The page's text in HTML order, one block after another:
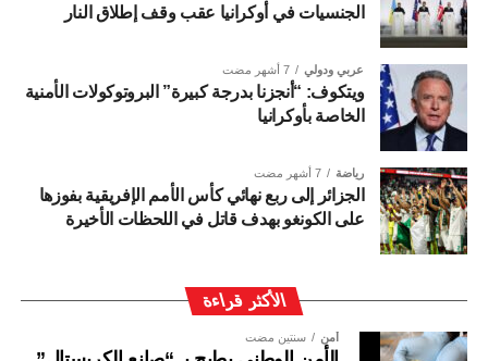
الجنسيات في أوكرانيا عقب وقف إطلاق النار
عربي ودولي 7 أشهر مضت
ويتكوف: “أنجزنا بدرجة كبيرة” البروتوكولات الأمنية
الخاصة بأوكرانيا
رياضة 7 أشهر مضت
الجزائر إلى ربع نهائي كأس الأمم الإفريقية بفوزها
على الكونغو بهدف قاتل في اللحظات الأخيرة
الأكثر قراءة
أمن سنتين مضت